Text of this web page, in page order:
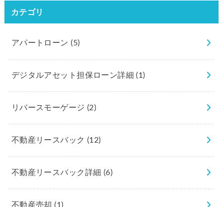
カテゴリ
アパートローン(5)
デジタルアセット担保ローン詳細(1)
リバースモーゲージ (2)
不動産リースバック (12)
不動産リースバック詳細 (6)
不動産売却(1)